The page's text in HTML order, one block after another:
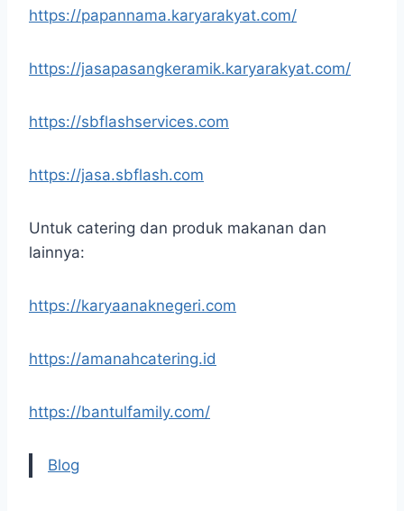
https://papannama.karyarakyat.com/
https://jasapasangkeramik.karyarakyat.com/
https://sbflashservices.com
https://jasa.sbflash.com
Untuk catering dan produk makanan dan
lainnya:
https://karyaanaknegeri.com
https://amanahcatering.id
https://bantulfamily.com/
Blog